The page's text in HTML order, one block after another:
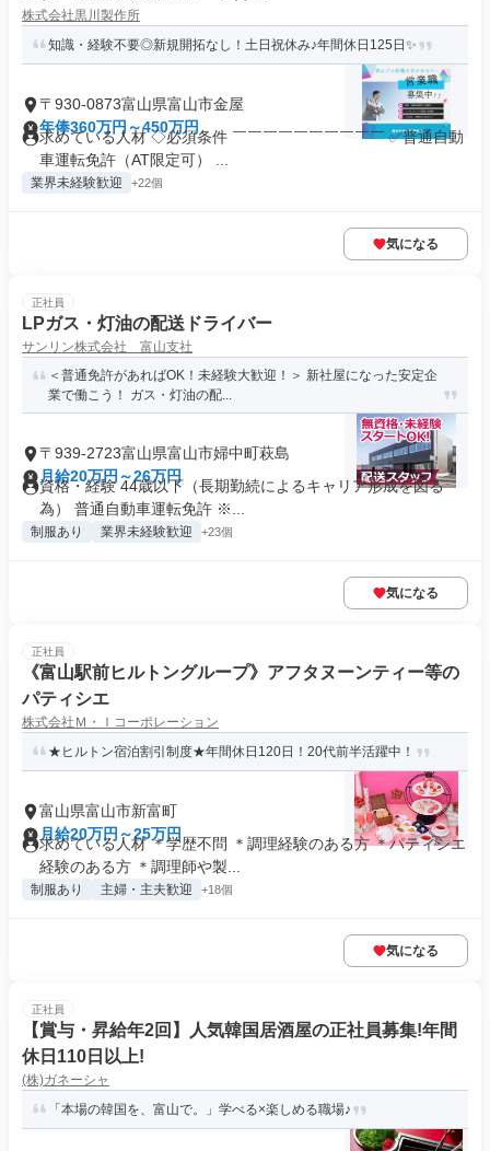
株式会社黒川製作所
知識・経験不要◎新規開拓なし！土日祝休み♪年間休日125日✨
〒930-0873富山県富山市金屋
年俸360万円～450万円
求めている人材 ◇必須条件 ￣￣￣￣￣￣￣￣￣￣ ✅普通自動
車運転免許（AT限定可） ...
業界未経験歓迎 +22個
気になる
正社員
LPガス・灯油の配送ドライバー
サンリン株式会社 富山支社
＜普通免許があればOK！未経験大歓迎！＞ 新社屋になった安定企
業で働こう！ ガス・灯油の配...
〒939-2723富山県富山市婦中町萩島
月給20万円～26万円
資格・経験 44歳以下（長期勤続によるキャリア形成を図る
為） 普通自動車運転免許 ※...
制服あり 業界未経験歓迎 +23個
気になる
正社員
《富山駅前ヒルトングループ》アフタヌーンティー等の
パティシエ
株式会社Ｍ・Ｉコーポレーション
★ヒルトン宿泊割引制度★年間休日120日！20代前半活躍中！
富山県富山市新富町
月給20万円～25万円
求めている人材 ＊学歴不問 ＊調理経験のある方 ＊パティシエ
経験のある方 ＊調理師や製...
制服あり 主婦・主夫歓迎 +18個
気になる
正社員
【賞与・昇給年2回】人気韓国居酒屋の正社員募集!年間
休日110日以上!
(株)ガネーシャ
「本場の韓国を、富山で。」学べる×楽しめる職場♪